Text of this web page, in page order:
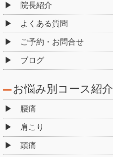
院長紹介
よくある質問
ご予約・お問合せ
ブログ
お悩み別コース紹介
腰痛
肩こり
頭痛